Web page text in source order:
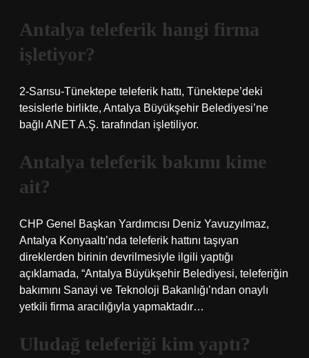
Antalya teleferik hangi firma
işletiyor?
2-Sarısu-Tünektepe teleferik hattı, Tünektepe’deki
tesislerle birlikte, Antalya Büyükşehir Belediyesi’ne
bağlı ANET A.Ş. tarafından işletiliyor.
Antalya teleferik bakımı kime
ait?
CHP Genel Başkan Yardımcısı Deniz Yavuzyılmaz,
Antalya Konyaaltı’nda teleferik hattını taşıyan
direklerden birinin devrilmesiyle ilgili yaptığı
açıklamada, “Antalya Büyükşehir Belediyesi, teleferiğin
bakımını Sanayi ve Teknoloji Bakanlığı’ndan onaylı
yetkili firma aracılığıyla yapmaktadır…
Uludağ teleferiği kim yaptı?